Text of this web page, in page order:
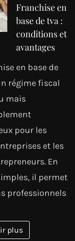
Franchise en
base de tva :
conditions et
avantages
en base de
régime fiscal
mais
pour les
et les
En
il permet
professionnels
plus